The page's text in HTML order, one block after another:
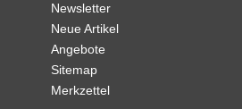
Newsletter
Neue Artikel
Angebote
Sitemap
Merkzettel